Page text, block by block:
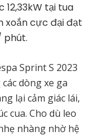
tại tua
xoắn cực đại đạt
phút.
Sprint S 2023
dòng xe ga
lại cảm giác lái,
cua. Cho dù leo
nhàng nhờ hệ